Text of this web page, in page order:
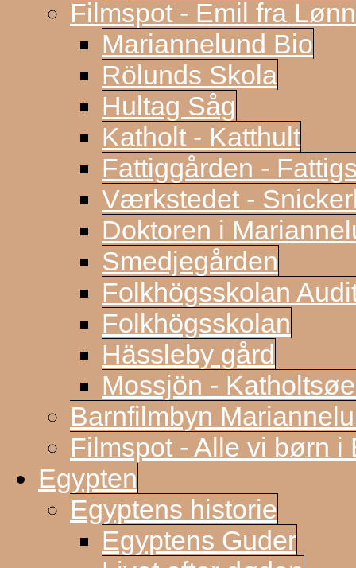
Filmspot - Emil fra
Mariannelund Bio
Rölunds Skola
Hultag Såg
Katholt - Katthult
Fattiggården -
Værkstedet -
Doktoren i
Smedjegården
Folkhögsskolan
Folkhögsskolan
Hässleby gård
Mossjön -
Barnfilmbyn
Filmspot - Alle vi børn i
Egypten
Egyptens historie
Egyptens Guder